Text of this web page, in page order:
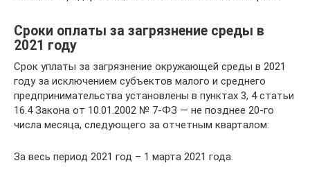
Сроки оплаты за загрязнение среды в
2021 году
Срок уплаты за загрязнение окружающей среды в 2021
году за исключением субъектов малого и среднего
предпринимательства установлены в пунктах 3, 4 статьи
16.4 Закона от 10.01.2002 № 7-ФЗ — не позднее 20-го
числа месяца, следующего за отчетным кварталом:
За весь период 2021 год – 1 марта 2021 года.